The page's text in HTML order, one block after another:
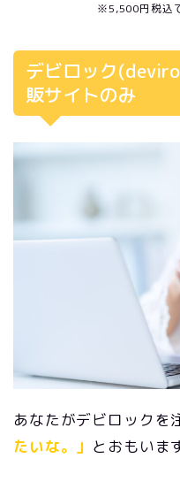
※5,500円税込
デビロック
販サイトのみ
あなたがデビロックを
たいな。」 とおもいま